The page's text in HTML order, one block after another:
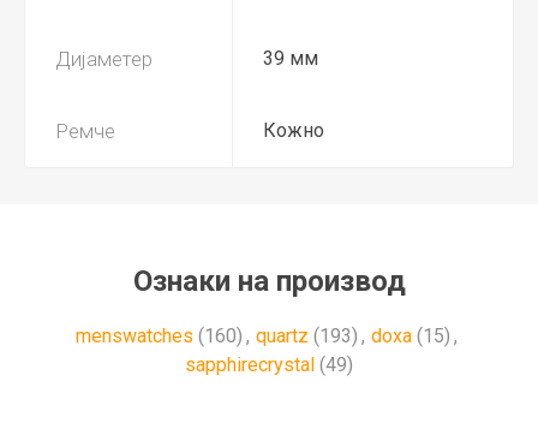
Дијаметер 39 мм
Ремче Кожно
Ознаки на производ
menswatches (160) , quartz (193) , doxa (15) ,
sapphirecrystal (49)